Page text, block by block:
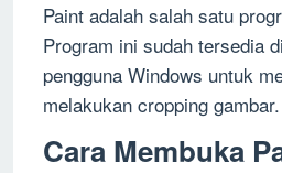
Paint adalah salah satu
Program ini sudah tersedia
pengguna Windows untuk
melakukan cropping gambar.
Cara Membuka